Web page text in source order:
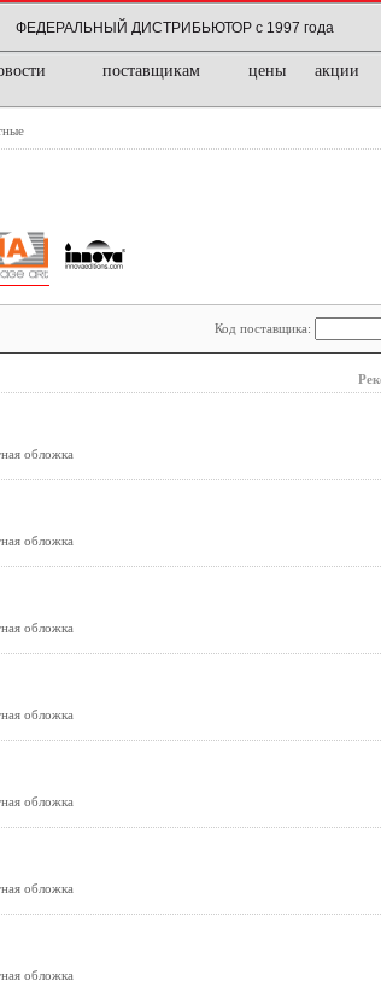
ФЕДЕРАЛЬНЫЙ ДИСТРИБЬЮТОР с 1997 года
поставщикам цены акции
Код поставщика:
обложка
обложка
обложка
обложка
обложка
обложка
обложка